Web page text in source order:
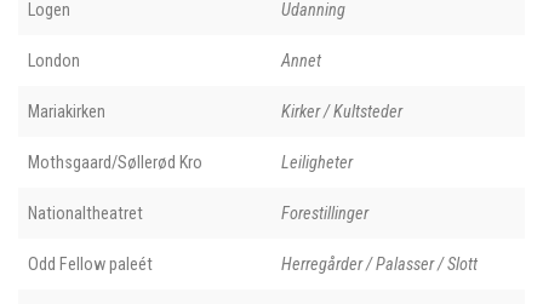
Logen Udanning
London Annet
Mariakirken Kirker / Kultsteder
Mothsgaard/Søllerød Kro Leiligheter
Nationaltheatret Forestillinger
Odd Fellow paleét Herregårder / Palasser / Slott